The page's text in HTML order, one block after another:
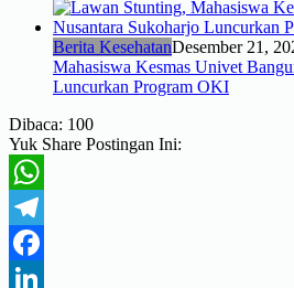
Berita KesehatanDesember 21,
Mahasiswa Kesmas Univet
Luncurkan Program OKI
Dibaca: 100
Yuk Share Postingan Ini:
WhatsApp
Telegram
Facebook